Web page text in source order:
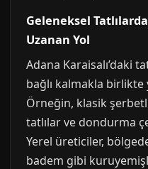
Geleneksel
Uzanan Yol
Adana Karaisalı’daki
bağlı kalmakla birlikte
Örneğin, klasik şerbetli
tatlılar ve dondurma
Yerel üreticiler,
badem gibi